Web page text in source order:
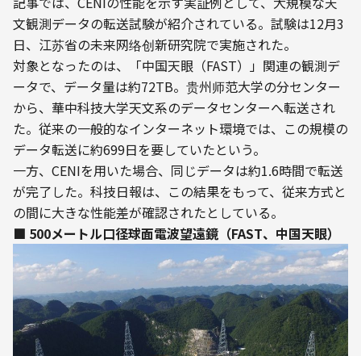
文観測データの転送試験が紹介されている。試験は12月3
日、江苏省の未来网络创新研究院で実施された。
対象となったのは、「中国天眼（FAST）」関連の観測デ
ータで、データ量は約72TB。贵州师范大学の分センター
から、華中科技大学天文系のデータセンターへ転送され
た。従来の一般的なインターネット環境では、この規模の
データ転送に約699日を要していたという。
一方、CENIを用いた場合、同じデータは約1.6時間で転送
が完了した。科技日報は、この結果をもって、従来方式と
の間に大きな性能差が確認されたとしている。
■ 500メートル口径球面電波望遠鏡（FAST、中国天眼）